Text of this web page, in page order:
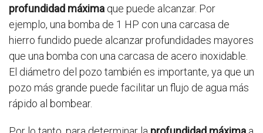
profundidad máxima que puede alcanzar. Por
ejemplo, una bomba de 1 HP con una carcasa de
hierro fundido puede alcanzar profundidades mayores
que una bomba con una carcasa de acero inoxidable.
El diámetro del pozo también es importante, ya que un
pozo más grande puede facilitar un flujo de agua más
rápido al bombear.